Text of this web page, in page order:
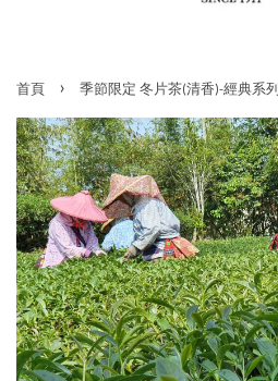
首頁 › 季節限定 冬片茶(清香)-經典系列